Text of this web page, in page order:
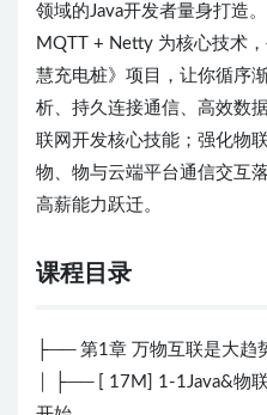
领域的Java开发者量身打造
MQTT + Netty 为核心技术
慧充电桩》项目，让你循序
析、持久连接通信、高效数
联网开发核心技能；强化物
物、物与云端平台通信交互
高薪能力跃迁。
课程目录
├── 第1章 万物互联是大趋
│ ├── [ 17M] 1-1Java&物